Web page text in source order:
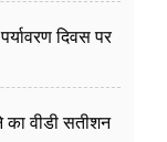
दिवस पर
वीडी सतीशन